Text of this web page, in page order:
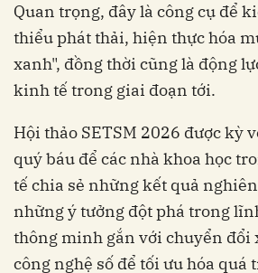
Quan trọng, đây là công cụ để
thiểu phát thải, hiện thực hóa
xanh", đồng thời cũng là động
kinh tế trong giai đoạn tới.
Hội thảo SETSM 2026 được kỳ
quý báu để các nhà khoa học
tế chia sẻ những kết quả
những ý tưởng đột phá trong
thông minh gắn với chuyển đổi
công nghệ số để tối ưu hóa quá